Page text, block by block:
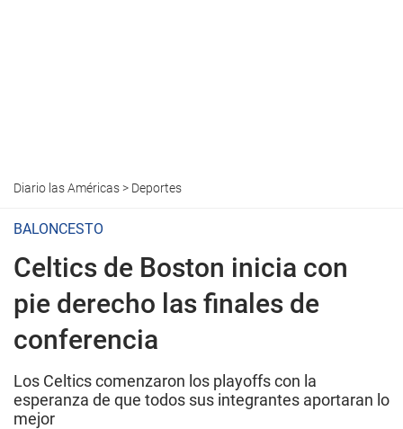
Diario las Américas> Deportes
BALONCESTO
Celtics de Boston inicia con
pie derecho las finales de
conferencia
Los Celtics comenzaron los playoffs con la
esperanza de que todos sus integrantes aportaran lo
mejor